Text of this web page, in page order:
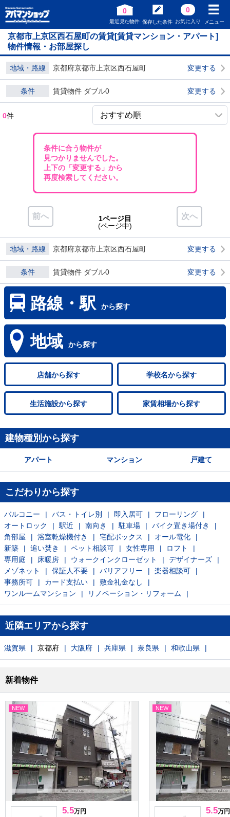
0
最近見た物件 保存した条件
0
お気に入り メニュー
京都市上京区西石屋町の賃貸[賃貸マンション・アパート]
物件情報・お部屋探し
地域・路線 京都府京都市上京区西石屋町 変更する
条件 賃貸物件 ダブル0 変更する
0件
条件に合う物件が
見つかりませんでした。
上下の「変更する」から
再度検索してください。
前へ 次へ
1ページ目
(ページ中)
地域・路線 京都府京都市上京区西石屋町 変更する
条件 賃貸物件 ダブル0 変更する
路線・駅 から探す
地域 から探す
店舗から探す 学校名から探す
生活施設から探す 家賃相場から探す
建物種別から探す
アパート マンション 戸建て
こだわりから探す
バルコニー バス・トイレ別 即入居可
フローリング
オートロック
駅近 南向き 駐車場
バイク置き場付き
角部屋
浴室乾燥機付き 宅配ボックス
オール電化
新築
追い焚き ペット相談可 女性専用
ロフト
専用庭
床暖房 ウォークインクローゼット
デザイナーズ
メゾネット
保証人不要 バリアフリー
楽器相談可
事務所可
カード支払い
敷金礼金なし
ワンルームマンション
リノベーション・リフォーム
近隣エリアから探す
滋賀県 京都府 大阪府 兵庫県 奈良県 和歌山県
新着物件
NEW
5.5万円
NEW
5.5万円